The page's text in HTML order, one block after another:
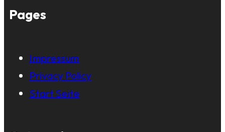
Pages
Impressum
Privacy Policy
Start Seite